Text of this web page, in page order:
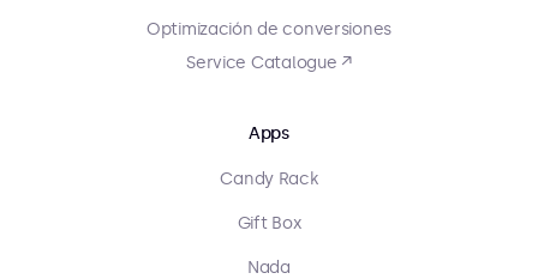
Optimización de conversiones
Service Catalogue ↗
Apps
Candy Rack
Gift Box
Nada